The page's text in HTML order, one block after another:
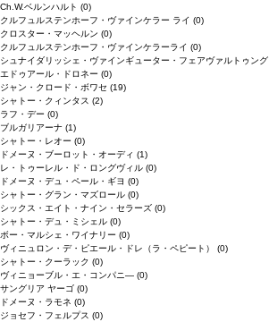
Ch.W.ベルンハルト (0)
クルフュルステンホーフ・ヴァインケラー ライ (0)
クロスター・マッヘルン (0)
クルフュルステンホーフ・ヴァインケラーライ (0)
シュナイダリッシェ・ヴァインギューター・フェアヴァルトゥング
エドゥアール・ドロネー (0)
ジャン・クロード・ボワセ (19)
シャトー・クィンタス (2)
ラフ・デー (0)
ブルガリアーナ (1)
シャトー・レオー (0)
ドメーヌ・ブーロット・オーディ (1)
レ・トゥーレル・ド・ロングヴィル (0)
ドメーヌ・デュ・ペール・ギヨ (0)
シャトー・グラン・マズロール (0)
シックス・エイト・ナイン・セラーズ (0)
シャトー・デュ・ミシェル (0)
ボー・マルシェ・ワイナリー (0)
ヴィニュロン・デ・ピエール・ドレ（ラ・ペピート） (0)
シャトー・クーラック (0)
ヴィニョーブル・エ・コンパニ― (0)
サングリア ヤーゴ (0)
ドメーヌ・ラモネ (0)
ジョセフ・フェルプス (0)